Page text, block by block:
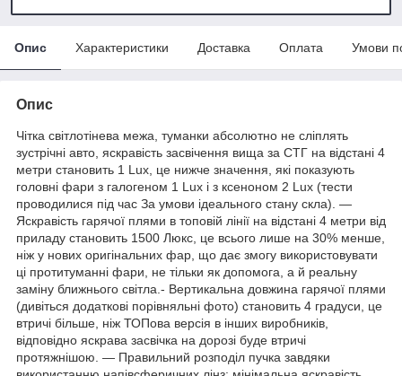
Опис Характеристики Доставка Оплата Умови
Опис
Чітка світлотінева межа, туманки абсолютно не сліплять
зустрічні авто, яскравість засвічення вища за СТГ на відстані 4
метри становить 1 Lux, це нижче значення, які показують
головні фари з галогеном 1 Lux і з ксеноном 2 Lux (тести
проводилися під час За умови ідеального стану скла). —
Яскравість гарячої плями в топовій лінії на відстані 4 метри від
приладу становить 1500 Люкс, це всього лише на 30% менше,
ніж у нових оригінальних фар, що дає змогу використовувати
ці протитуманні фари, не тільки як допомога, а й реальну
заміну ближнього світла.- Вертикальна довжина гарячої плями
(дивіться додаткові порівняльні фото) становить 4 градуси, це
втричі більше, ніж ТОПова версія в інших виробників,
відповідно яскрава засвічка на дорозі буде втричі
протяжнішою. — Правильний розподіл пучка завдяки